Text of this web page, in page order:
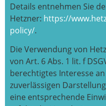
Details entnehmen Sie
Hetzner: https://
policy/.
Die Verwendung von
von Art. 6 Abs. 1 lit. f
berechtigtes Interesse
zuverlässigen
eine entsprechende